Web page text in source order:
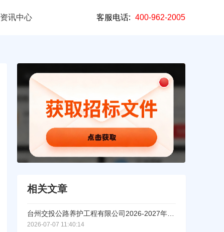
资讯中心 客服电话: 400-962-2005
相关文章
2026-07-07 11:40:14